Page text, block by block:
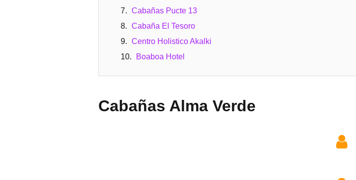
Cabañas Pucte 13
Cabaña El Tesoro
Centro Holistico Akalki
Boaboa Hotel
Cabañas Alma Verde